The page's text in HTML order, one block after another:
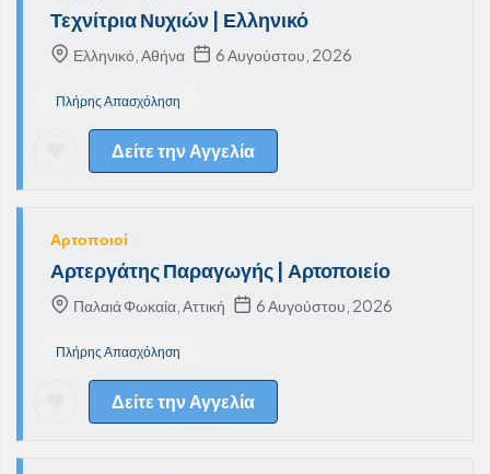
Τεχνίτρια Νυχιών | Ελληνικό
Ελληνικό, Αθήνα 6 Αυγούστου, 2026
Πλήρης Απασχόληση
Δείτε την Αγγελία
Αρτοποιοί
Αρτεργάτης Παραγωγής | Αρτοποιείο
Παλαιά Φωκαία, Αττική 6 Αυγούστου, 2026
Πλήρης Απασχόληση
Δείτε την Αγγελία